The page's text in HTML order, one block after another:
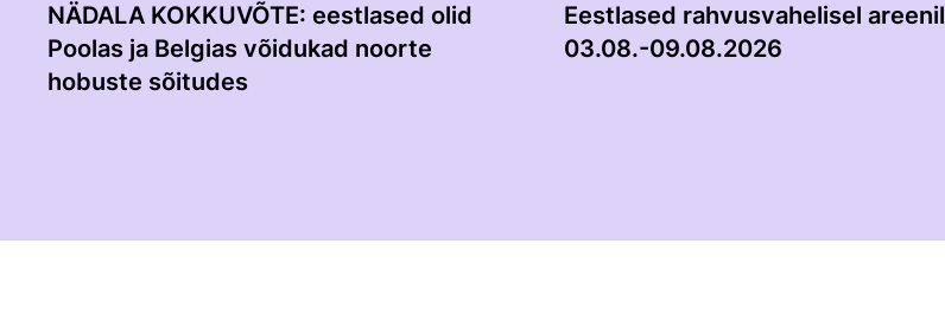
NÄDALA KOKKUVÕTE: eestlased olid
Poolas ja Belgias võidukad noorte
hobuste sõitudes
Eestlased rahvusvahelisel areenil
03.08.-09.08.2026